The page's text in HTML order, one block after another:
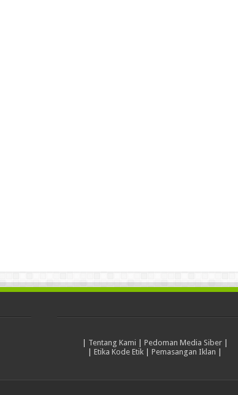
| Tentang Kami | Pedoman Media Siber|
|Etika Kode Etik |Pemasangan Iklan |